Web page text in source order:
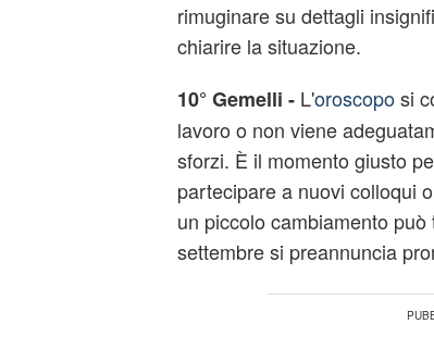
rimuginare su dettagli
chiarire la situazione.
10° Gemelli -L'oroscoposi
lavoro o non viene
sforzi. È il momento giusto
partecipare a nuovi colloqui
un piccolo cambiamento
settembre si preannuncia